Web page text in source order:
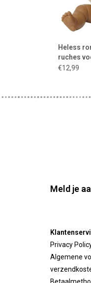
Heless
ruches
poppen /
€12,99
Meld je
Privacy
Algemene